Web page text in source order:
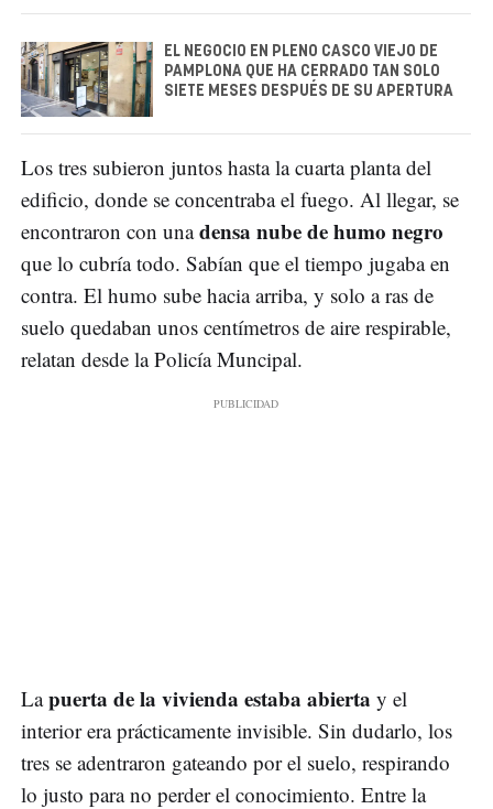
EL NEGOCIO EN PLENO CASCO VIEJO DE
PAMPLONA QUE HA CERRADO TAN SOLO
SIETE MESES DESPUÉS DE SU APERTURA
Los tres subieron juntos hasta la cuarta planta del
edificio, donde se concentraba el fuego. Al llegar, se
encontraron con unadensa nube de humo negro
que lo cubría todo. Sabían que el tiempo jugaba en
contra. El humo sube hacia arriba, y solo a ras de
suelo quedaban unos centímetros de aire respirable,
relatan desde la Policía Muncipal.
Lapuerta de la vivienda estaba abierta y el
interior era prácticamente invisible. Sin dudarlo, los
tres se adentraron gateando por el suelo, respirando
lo justo para no perder el conocimiento. Entre la